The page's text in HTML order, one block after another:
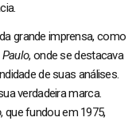
grande imprensa, como
Paulo, onde se destacava
de suas análises.
verdadeira marca.
, que fundou em 1975,